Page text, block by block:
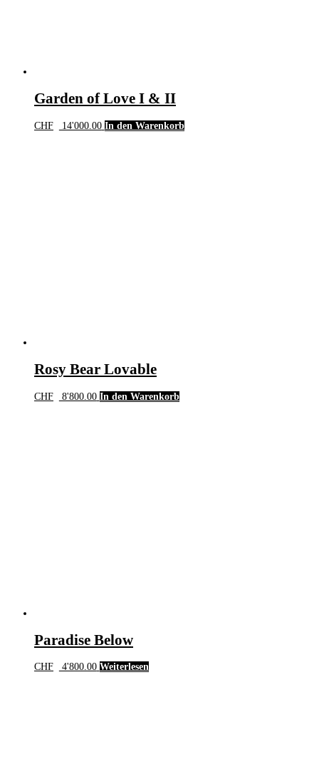
Garden of Love I & II
CHF 14'000.00 In den Warenkorb
Rosy Bear Lovable
CHF 8'800.00 In den Warenkorb
Paradise Below
CHF 4'800.00 Weiterlesen